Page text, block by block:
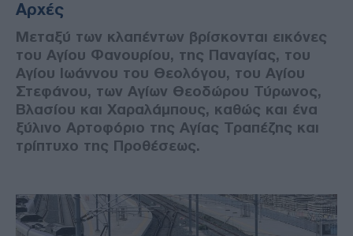
Αρχές
Μεταξύ των κλαπέντων βρίσκονται εικόνες
του Αγίου Φανουρίου, της Παναγίας, του
Αγίου Ιωάννου του Θεολόγου, του Αγίου
Στεφάνου, των Αγίων Θεοδώρου Τύρωνος,
Βλασίου και Χαραλάμπους, καθώς και ένα
ξύλινο Αρτοφόριο της Αγίας Τραπέζης και
τρίπτυχο της Προθέσεως.